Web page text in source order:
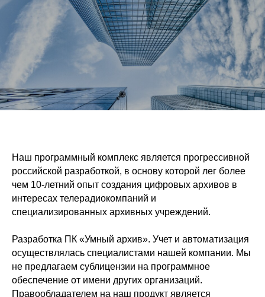
Наш программный комплекс является прогрессивной
российской разработкой, в основу которой лег более
чем 10-летний опыт создания цифровых архивов в
интересах телерадиокомпаний и
специализированных архивных учреждений.
Разработка ПК «Умный архив». Учет и автоматизация
осуществлялась специалистами нашей компании. Мы
не предлагаем сублицензии на программное
обеспечение от имени других организаций.
Правообладателем на наш продукт является